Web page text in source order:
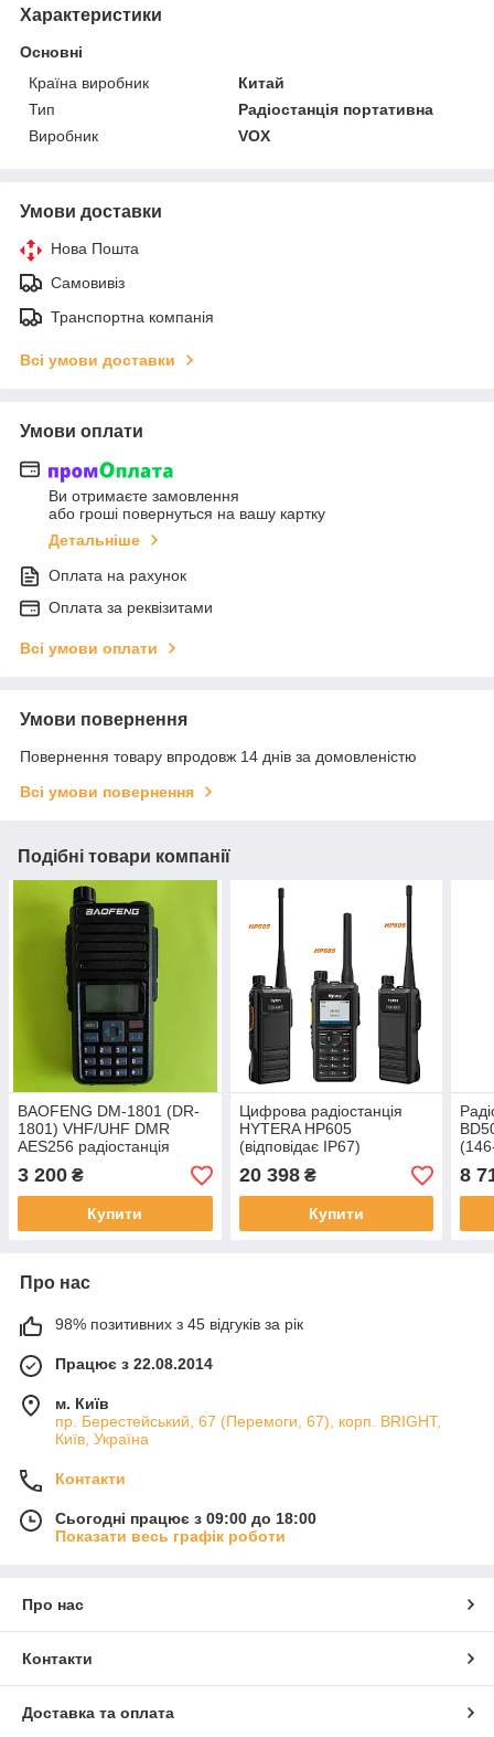
Характеристики
Основні
Країна виробник
Китай
Тип
Радіостанція портативна
Виробник
VOX
Умови доставки
Нова Пошта
Самовивіз
Транспортна компанія
Всі умови доставки
Умови оплати
Ви отримаєте замовлення
або гроші повернуться на вашу картку
Детальніше
Оплата на рахунок
Оплата за реквізитами
Всі умови оплати
Умови повернення
Повернення товару впродовж 14 днів за домовленістю
Всі умови повернення
Подібні товари компанії
BAOFENG DM-1801 (DR-
1801) VHF/UHF DMR
AES256 радіостанція
носима
3 200 ₴
Купити
Цифрова радіостанція
HYTERA HP605
(відповідає IP67)
20 398₴
Купити
8
Про нас
98% позитивних з 45 відгуків за рік
Працює з 22.08.2014
м. Київ
пр. Берестейський, 67 (Перемоги, 67), корп. ВRIGHT,
Київ, Україна
Контакти
Сьогодні працює з 09:00 до 18:00
Показати весь графік роботи
Про нас
Контакти
Доставка та оплата